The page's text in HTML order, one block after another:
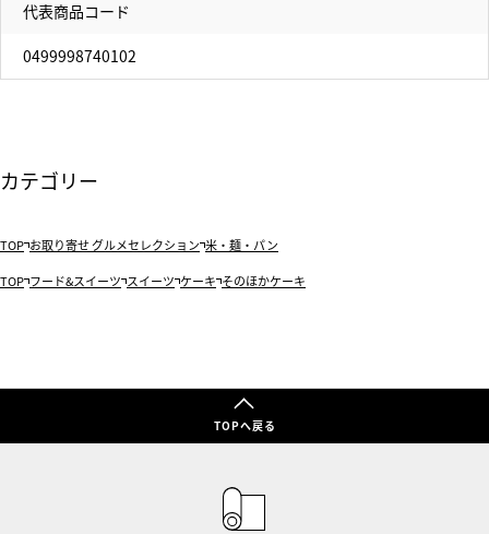
代表商品コード
0499998740102
カテゴリー
TOP お取り寄せ グルメセレクション 米・麺・パン
TOP フード&スイーツ スイーツ ケーキ そのほかケーキ
TOPへ戻る